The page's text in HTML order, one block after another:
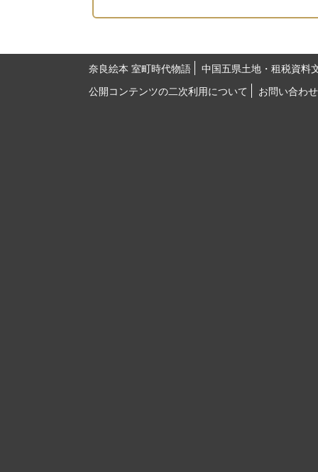
奈良絵本 室町時代物語
中国五県土地・租税資料
公開コンテンツの二次利用について
お問い合わせ